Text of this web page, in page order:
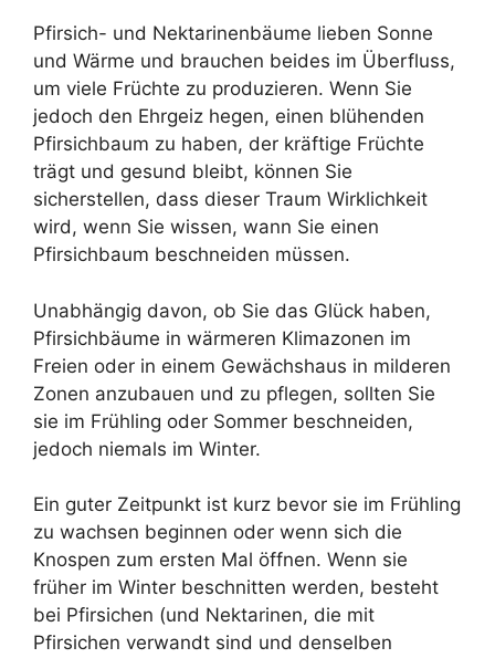
Pfirsich- und Nektarinenbäume lieben Sonne
und Wärme und brauchen beides im Überfluss,
um viele Früchte zu produzieren. Wenn Sie
jedoch den Ehrgeiz hegen, einen blühenden
Pfirsichbaum zu haben, der kräftige Früchte
trägt und gesund bleibt, können Sie
sicherstellen, dass dieser Traum Wirklichkeit
wird, wenn Sie wissen, wann Sie einen
Pfirsichbaum beschneiden müssen.
Unabhängig davon, ob Sie das Glück haben,
Pfirsichbäume in wärmeren Klimazonen im
Freien oder in einem Gewächshaus in milderen
Zonen anzubauen und zu pflegen, sollten Sie
sie im Frühling oder Sommer beschneiden,
jedoch niemals im Winter.
Ein guter Zeitpunkt ist kurz bevor sie im Frühling
zu wachsen beginnen oder wenn sich die
Knospen zum ersten Mal öffnen. Wenn sie
früher im Winter beschnitten werden, besteht
bei Pfirsichen (und Nektarinen, die mit
Pfirsichen verwandt sind und denselben